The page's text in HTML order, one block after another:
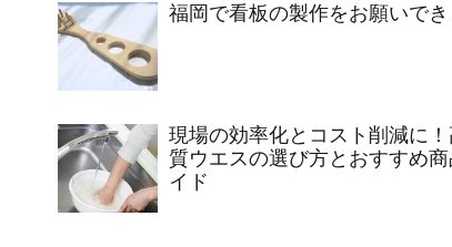
福岡で看板の製作をお願いで
現場の効率化とコスト削減に
質ウエスの選び方とおすすめ
イド